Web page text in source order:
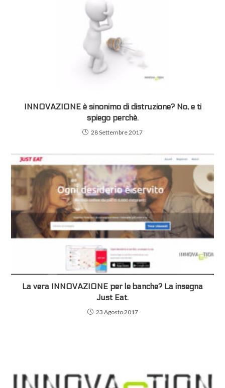
INNOVAZIONE è sinonimo di distruzione? No, e ti
spiego perchè.
28 Settembre 2017
La vera INNOVAZIONE per le banche? La insegna
Just Eat.
23 Agosto 2017